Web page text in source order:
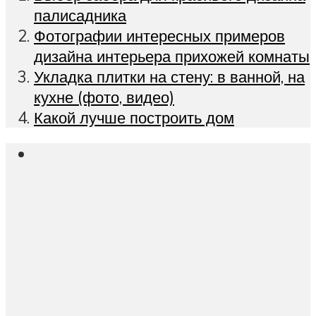
палисадника
Фотографии интересных примеров
дизайна интерьера прихожей комнаты
Укладка плитки на стену: в ванной, на
кухне (фото, видео)
Какой лучше построить дом